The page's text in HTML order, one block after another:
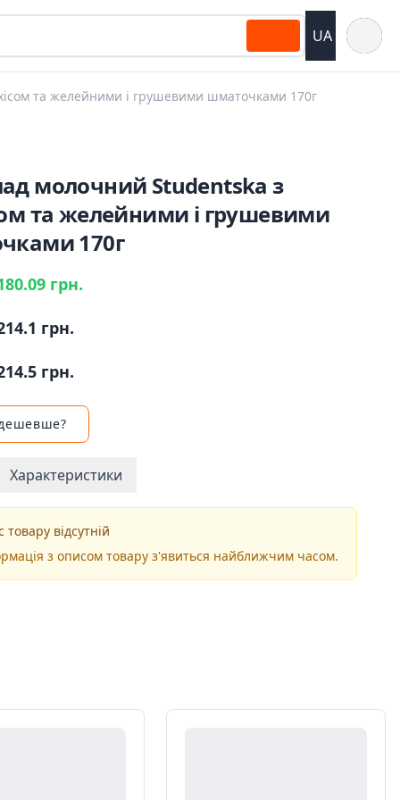
UA
та желейними і грушевими шматочками 170г
молочний Studentska з
та желейними і грушевими
170г
грн.
грн.
грн.
Характеристики
товару відсутній
з описом товару з'явиться найближчим часом.